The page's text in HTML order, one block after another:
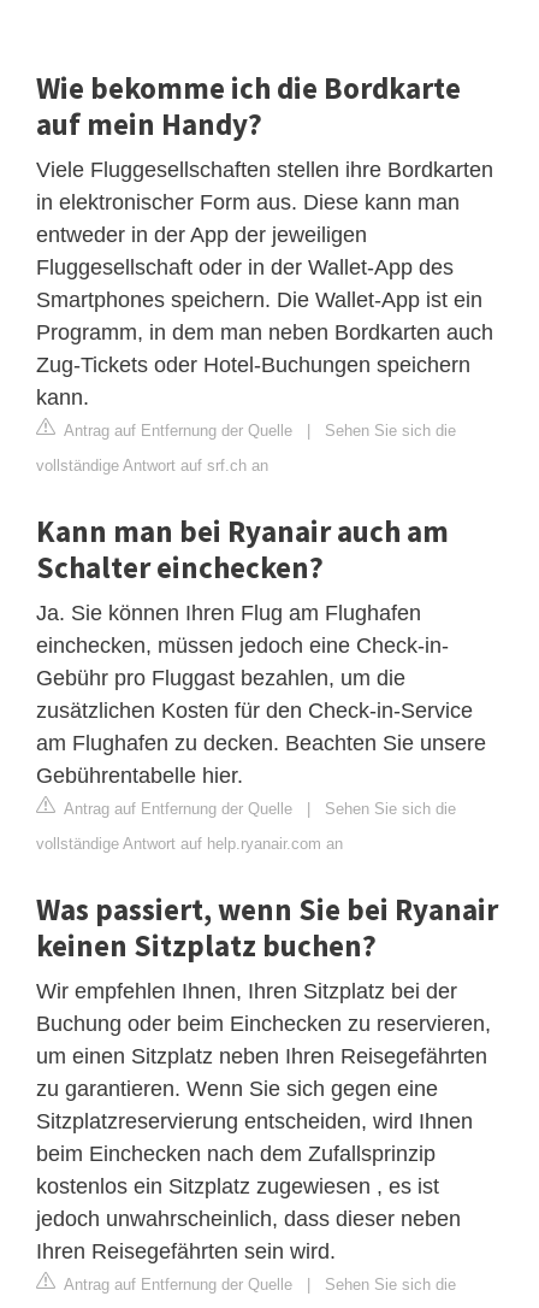
Wie bekomme ich die Bordkarte
auf mein Handy?
Viele Fluggesellschaften stellen ihre Bordkarten
in elektronischer Form aus. Diese kann man
entweder in der App der jeweiligen
Fluggesellschaft oder in der Wallet-App des
Smartphones speichern. Die Wallet-App ist ein
Programm, in dem man neben Bordkarten auch
Zug-Tickets oder Hotel-Buchungen speichern
kann.
Antrag auf Entfernung der Quelle | Sehen Sie sich die
vollständige Antwort auf srf.ch an
Kann man bei Ryanair auch am
Schalter einchecken?
Ja. Sie können Ihren Flug am Flughafen
einchecken, müssen jedoch eine Check-in-
Gebühr pro Fluggast bezahlen, um die
zusätzlichen Kosten für den Check-in-Service
am Flughafen zu decken. Beachten Sie unsere
Gebührentabelle hier.
Antrag auf Entfernung der Quelle | Sehen Sie sich die
vollständige Antwort auf help.ryanair.com an
Was passiert, wenn Sie bei Ryanair
keinen Sitzplatz buchen?
Wir empfehlen Ihnen, Ihren Sitzplatz bei der
Buchung oder beim Einchecken zu reservieren,
um einen Sitzplatz neben Ihren Reisegefährten
zu garantieren. Wenn Sie sich gegen eine
Sitzplatzreservierung entscheiden, wird Ihnen
beim Einchecken nach dem Zufallsprinzip
kostenlos ein Sitzplatz zugewiesen , es ist
jedoch unwahrscheinlich, dass dieser neben
Ihren Reisegefährten sein wird.
Antrag auf Entfernung der Quelle | Sehen Sie sich die